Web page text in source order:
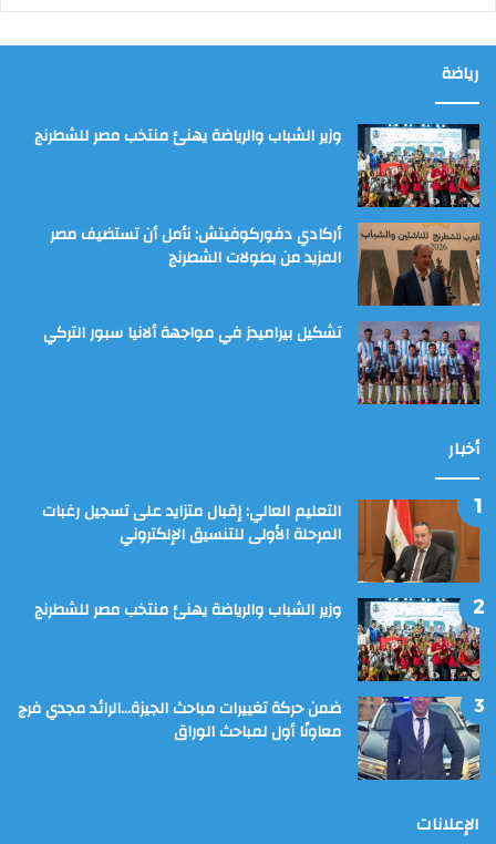
رياضة
وزير الشباب والرياضة يهنئ منتخب مصر للشطرنج
أركادي دفوركوفيتش: نأمل أن تستضيف مصر
المزيد من بطولات الشطرنج
تشكيل بيراميدز في مواجهة ألانيا سبور التركي
أخبار
التعليم العالي: إقبال متزايد على تسجيل رغبات
المرحلة الأولى للتنسيق الإلكتروني
وزير الشباب والرياضة يهنئ منتخب مصر للشطرنج
ضمن حركة تغييرات مباحث الجيزة…الرائد مجدي فرج
معاونًا أول لمباحث الوراق
الإعلانات